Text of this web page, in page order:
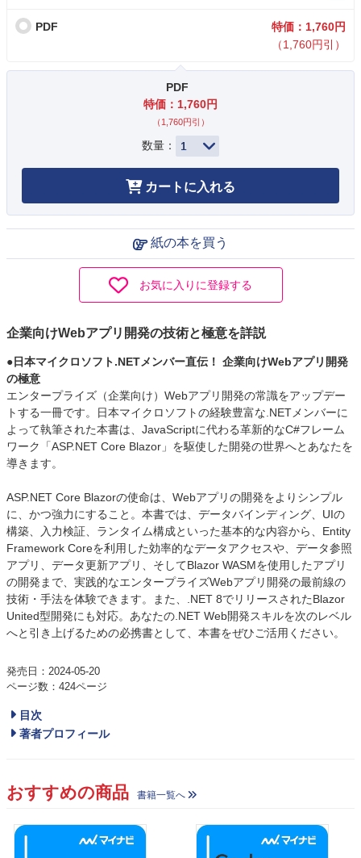
PDF
特価：1,760円
（1,760円引）
PDF
特価：1,760円
（1,760円引）
数量：
カートに入れる
紙の本を買う
お気に入りに登録する
企業向けWebアプリ開発の技術と極意を詳説
●日本マイクロソフト.NETメンバー直伝！ 企業向けWebアプリ開発
の極意
エンタープライズ（企業向け）Webアプリ開発の常識をアップデー
トする一冊です。日本マイクロソフトの経験豊富な.NETメンバーに
よって執筆された本書は、JavaScriptに代わる革新的なC#フレーム
ワーク「ASP.NET Core Blazor」を駆使した開発の世界へとあなたを
導きます。
ASP.NET Core Blazorの使命は、Webアプリの開発をよりシンプル
に、かつ強力にすること。本書では、データバインディング、UIの
構築、入力検証、ランタイム構成といった基本的な内容から、Entity
Framework Coreを利用した効率的なデータアクセスや、データ参照
アプリ、データ更新アプリ、そしてBlazor WASMを使用したアプリ
の開発まで、実践的なエンタープライズWebアプリ開発の最前線の
技術・手法を体験できます。また、.NET 8でリリースされたBlazor
United型開発にも対応。あなたの.NET Web開発スキルを次のレベル
へと引き上げるための必携書として、本書をぜひご活用ください。
発売日：2024-05-20
ページ数：424ページ
目次
著者プロフィール
おすすめの商品 書籍一覧へ